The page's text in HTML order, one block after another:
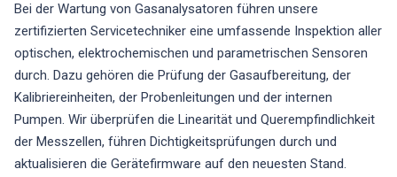
Bei der Wartung von Gasanalysatoren führen unsere
zertifizierten Servicetechniker eine umfassende Inspektion aller
optischen, elektrochemischen und parametrischen Sensoren
durch. Dazu gehören die Prüfung der Gasaufbereitung, der
Kalibriereinheiten, der Probenleitungen und der internen
Pumpen. Wir überprüfen die Linearität und Querempfindlichkeit
der Messzellen, führen Dichtigkeitsprüfungen durch und
aktualisieren die Gerätefirmware auf den neuesten Stand.